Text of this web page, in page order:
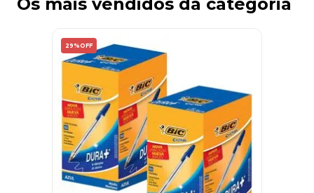
29% OFF